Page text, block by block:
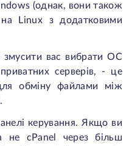
(однак, вони також
Linux з додатковими
змусити вас вибрати ОС
серверів, - це
обміну файлами між
керування. Якщо ви
не cPanel через більш